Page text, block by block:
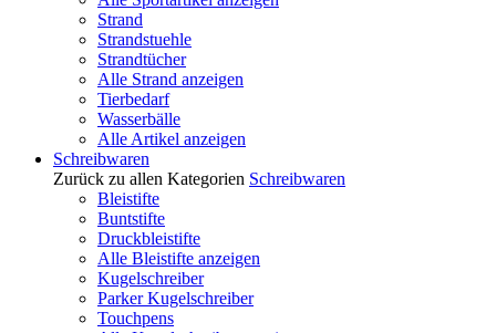
Strand
Strandstuehle
Strandtücher
Alle Strand anzeigen
Tierbedarf
Wasserbälle
Alle Artikel anzeigen
Schreibwaren
Zurück zu allen Kategorien Schreibwaren
Bleistifte
Buntstifte
Druckbleistifte
Alle Bleistifte anzeigen
Kugelschreiber
Parker Kugelschreiber
Touchpens